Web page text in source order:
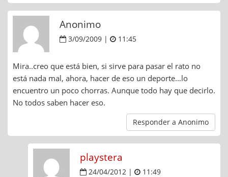
Anonimo
3/09/2009 | 11:45
Mira..creo que está bien, si sirve para pasar el rato no
está nada mal, ahora, hacer de eso un deporte…lo
encuentro un poco chorras. Aunque todo hay que decirlo.
No todos saben hacer eso.
Responder a Anonimo
playstera
24/04/2012 | 11:49